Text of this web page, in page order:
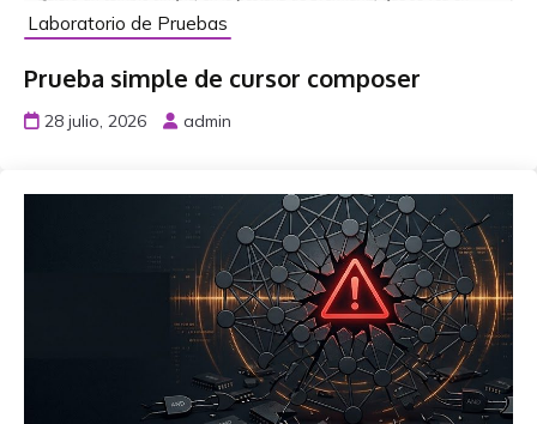
Laboratorio de Pruebas
Prueba simple de cursor composer
28 julio, 2026 admin